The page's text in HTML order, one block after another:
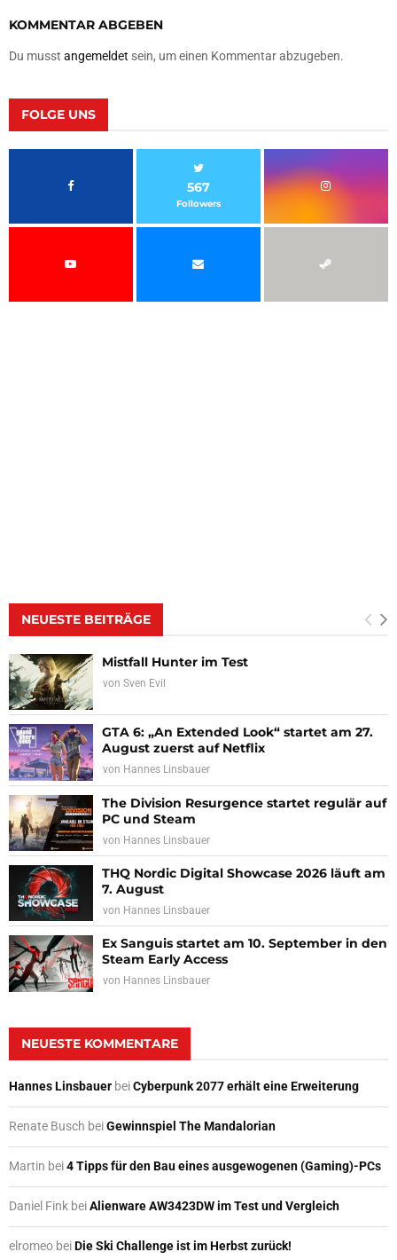
KOMMENTAR ABGEBEN
Du musst angemeldet sein, um einen Kommentar abzugeben.
FOLGE UNS
567
Followers
NEUESTE BEITRÄGE
Mistfall Hunter im Test
von Sven Evil
GTA 6: „An Extended Look“ startet am 27.
August zuerst auf Netflix
von Hannes Linsbauer
The Division Resurgence startet regulär auf
PC und Steam
von Hannes Linsbauer
THQ Nordic Digital Showcase 2026 läuft am
7. August
von Hannes Linsbauer
Ex Sanguis startet am 10. September in den
Steam Early Access
von Hannes Linsbauer
NEUESTE KOMMENTARE
Hannes Linsbauer beiCyberpunk 2077 erhält eine Erweiterung
Renate Busch beiGewinnspiel The Mandalorian
Martin bei4 Tipps für den Bau eines ausgewogenen (Gaming)-PCs
Daniel Fink beiAlienware AW3423DW im Test und Vergleich
elromeo beiDie Ski Challenge ist im Herbst zurück!